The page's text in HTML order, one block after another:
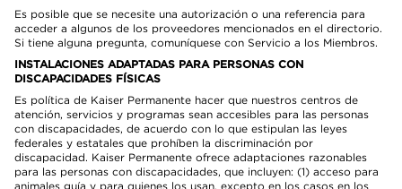
Es posible que se necesite una autorización o una referencia para
acceder a algunos de los proveedores mencionados en el directorio.
Si tiene alguna pregunta, comuníquese con Servicio a los Miembros.
INSTALACIONES ADAPTADAS PARA PERSONAS CON
DISCAPACIDADES FÍSICAS
Es política de Kaiser Permanente hacer que nuestros centros de
atención, servicios y programas sean accesibles para las personas
con discapacidades, de acuerdo con lo que estipulan las leyes
federales y estatales que prohíben la discriminación por
discapacidad. Kaiser Permanente ofrece adaptaciones razonables
para las personas con discapacidades, que incluyen: (1) acceso para
animales guía y para quienes los usan, excepto en los casos en los